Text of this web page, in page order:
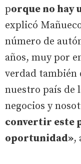
porque no hay
explicó
número de
años, muy por
verdad también
nuestro país de
negocios y
convertir este
oportunidad»,